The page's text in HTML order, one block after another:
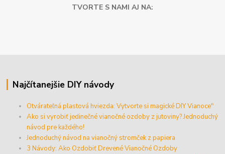
TVORTE S NAMI AJ NA:
Najčítanejšie DIY návody
Otvárateľná plastová hviezda: Vytvorte si magické DIY Vianoce"
Ako si vyrobiť jedinečné vianočné ozdoby z jutoviny? Jednoduchý
návod pre každého!
Jednoduchý návod na vianočný stromček z papiera
3 Návody: Ako Ozdobiť Drevené Vianočné Ozdoby